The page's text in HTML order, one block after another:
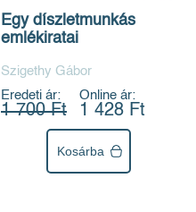
Egy díszletmunkás
emlékiratai
Szigethy Gábor
Eredeti ár:
1 700 Ft
Online ár:
1 428 Ft
Kosárba